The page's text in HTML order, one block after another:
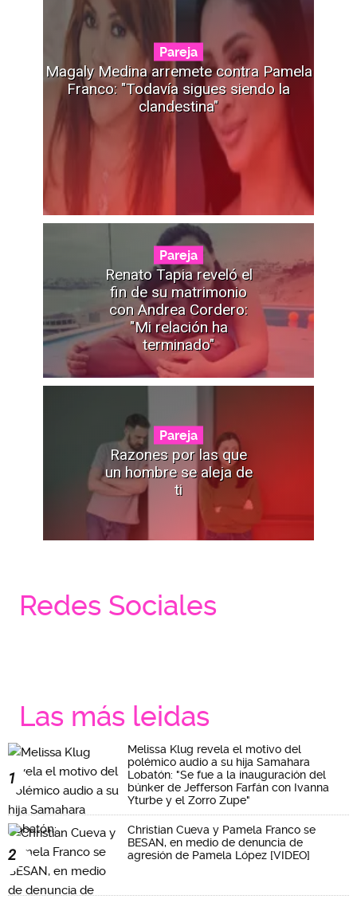
Pareja
Magaly Medina arremete contra Pamela
Franco: "Todavía sigues siendo la
clandestina"
Pareja
Renato Tapia reveló el
fin de su matrimonio
con Andrea Cordero:
"Mi relación ha
terminado"
Pareja
Razones por las que
un hombre se aleja de
ti
Redes Sociales
Las más leidas
1
Melissa Klug revela el motivo del
polémico audio a su hija Samahara
Lobatón: "Se fue a la inauguración del
búnker de Jefferson Farfán con Ivanna
Yturbe y el Zorro Zupe"
2
Christian Cueva y Pamela Franco se
BESAN, en medio de denuncia de
agresión de Pamela López [VIDEO]